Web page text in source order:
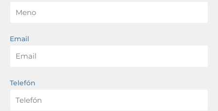
Email
Telefón